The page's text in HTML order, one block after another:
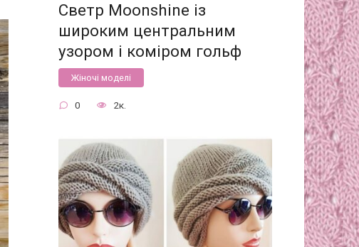
Светр Moonshine із
широким центральним
узором і коміром гольф
Жіночі моделі
0 2к.